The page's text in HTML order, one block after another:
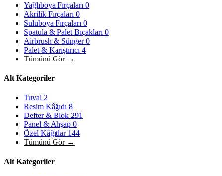
Yağlıboya Fırçaları 0
Akrilik Fırçaları 0
Suluboya Fırçaları 0
Spatula & Palet Bıçakları 0
Airbrush & Sünger0
Palet & Karıştırıcı 4
Tümünü Gör →
Alt Kategoriler
Tuval 2
Resim Kâğıdı 8
Defter & Blok 291
Panel & Ahşap 0
Özel Kâğıtlar 144
Tümünü Gör →
Alt Kategoriler